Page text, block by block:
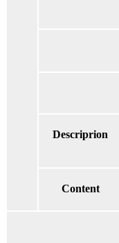
Descriprion
Content